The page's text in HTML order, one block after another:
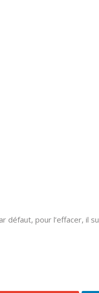
pour l’effacer, il